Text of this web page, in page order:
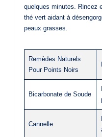
quelques minutes. Rincez
thé vert aidant à
peaux grasses.
Remèdes Naturels
Pour Points Noirs
Bicarbonate de Soude
Cannelle